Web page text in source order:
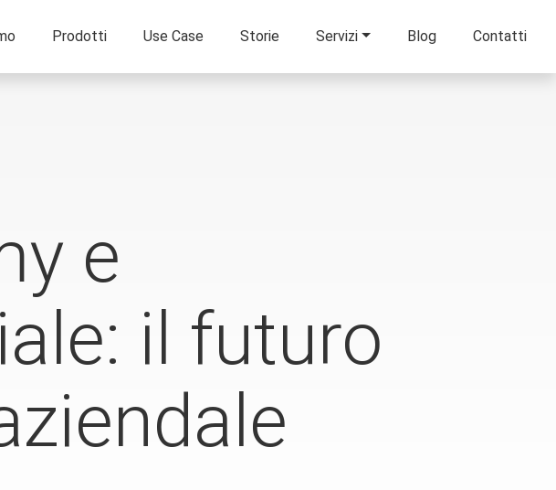
Prodotti Use Case Storie Servizi Blog Contatti
e
il futuro